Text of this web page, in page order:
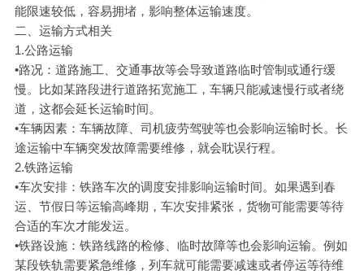
能限速较低，容易拥堵，影响整体运输速度。
二、运输方式相关
1.公路运输
•路况：道路施工、交通事故等会导致道路临时管制或通行缓
慢。比如某路段进行道路拓宽施工，车辆只能减速慢行或者绕
道，这都会延长运输时间。
•车辆因素：车辆故障、司机疲劳驾驶等也会影响运输时长。长
途运输中车辆突发故障需要维修，就会耽误行程。
2.铁路运输
•车次安排：铁路车次的调度安排影响运输时间。如果遇到春
运、节假日等运输高峰期，车次安排紧张，货物可能需要等待
合适的车次才能发运。
•铁路设施：铁路线路的检修、临时故障等也会影响运输。例如
某段铁轨需要紧急维修，列车就可能需要减速或者停运等待维